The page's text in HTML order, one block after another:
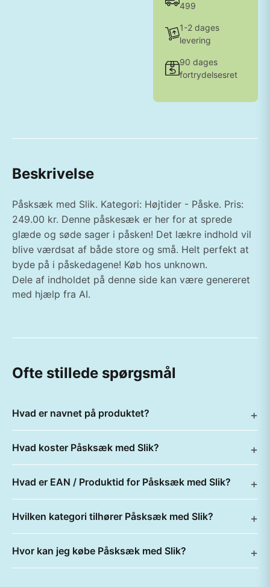
499
1-2 dages
levering
90 dages
fortrydelsesret
Beskrivelse
Påsksæk med Slik. Kategori: Højtider - Påske. Pris:
249.00 kr. Denne påskesæk er her for at sprede
glæde og søde sager i påsken! Det lækre indhold vil
blive værdsat af både store og små. Helt perfekt at
byde på i påskedagene! Køb hos unknown.
Dele af indholdet på denne side kan være genereret
med hjælp fra AI.
Ofte stillede spørgsmål
Hvad er navnet på produktet?
Hvad koster Påsksæk med Slik?
Hvad er EAN / Produktid for Påsksæk med Slik?
Hvilken kategori tilhører Påsksæk med Slik?
Hvor kan jeg købe Påsksæk med Slik?